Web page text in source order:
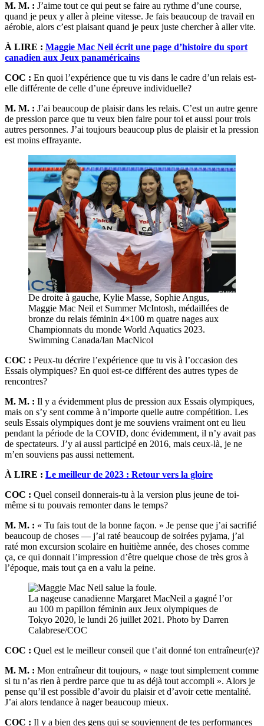
M. M. : J’aime tout ce qui peut se faire au rythme d’une course,
quand je peux y aller à pleine vitesse. Je fais beaucoup de travail en
aérobie, alors c’est plaisant quand je peux juste chercher à aller vite.
À LIRE : Maggie Mac Neil écrit une page d’histoire du sport
canadien aux Jeux panaméricains
COC : En quoi l’expérience que tu vis dans le cadre d’un relais est-
elle différente de celle d’une épreuve individuelle?
M. M. : J’ai beaucoup de plaisir dans les relais. C’est un autre genre
de pression parce que tu veux bien faire pour toi et aussi pour trois
autres personnes. J’ai toujours beaucoup plus de plaisir et la pression
est moins effrayante.
De droite à gauche, Kylie Masse, Sophie Angus,
Maggie Mac Neil et Summer McIntosh, médaillées de
bronze du relais féminin 4×100 m quatre nages aux
Championnats du monde World Aquatics 2023.
Swimming Canada/Ian MacNicol
COC : Peux-tu décrire l’expérience que tu vis à l’occasion des
Essais olympiques? En quoi est-ce différent des autres types de
rencontres?
M. M. : Il y a évidemment plus de pression aux Essais olympiques,
mais on s’y sent comme à n’importe quelle autre compétition. Les
seuls Essais olympiques dont je me souviens vraiment ont eu lieu
pendant la période de la COVID, donc évidemment, il n’y avait pas
de spectateurs. J’y ai aussi participé en 2016, mais ceux-là, je ne
m’en souviens pas aussi nettement.
À LIRE : Le meilleur de 2023 : Retour vers la gloire
COC : Quel conseil donnerais-tu à la version plus jeune de toi-
même si tu pouvais remonter dans le temps?
M. M. : « Tu fais tout de la bonne façon. » Je pense que j’ai sacrifié
beaucoup de choses — j’ai raté beaucoup de soirées pyjama, j’ai
raté mon excursion scolaire en huitième année, des choses comme
ça, ce qui donnait l’impression d’être quelque chose de très gros à
l’époque, mais tout ça en a valu la peine.
La nageuse canadienne Margaret MacNeil a gagné l’or
au 100 m papillon féminin aux Jeux olympiques de
Tokyo 2020, le lundi 26 juillet 2021. Photo by Darren
Calabrese/COC
COC : Quel est le meilleur conseil que t’ait donné ton entraîneur(e)?
M. M. : Mon entraîneur dit toujours, « nage tout simplement comme
si tu n’as rien à perdre parce que tu as déjà tout accompli ». Alors je
pense qu’il est possible d’avoir du plaisir et d’avoir cette mentalité.
J’ai alors tendance à nager beaucoup mieux.
COC : Il y a bien des gens qui se souviennent de tes performances